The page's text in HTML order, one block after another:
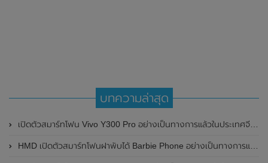
บทความล่าสุด
เปิดตัวสมาร์ทโฟน Vivo Y300 Pro อย่างเป็นทางการแล้วในประเทศจีน มาพร้อมดีไซน์พรีเมี่ยม ทนทาน และแบตเตอรี่สุดอึดขนาดใหญ่ 6,500mAh พร้อมรองรับการชาร์จไว 80W
HMD เปิดตัวสมาร์ทโฟนฝาพับได้ Barbie Phone อย่างเป็นทางการแล้ว มาพร้อมธีมสีชมพูสดใส